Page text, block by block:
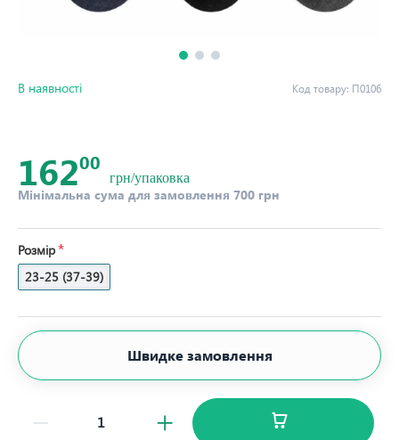
16200
грн/упаковка
Мінімальна сума для замовлення 700 грн
В наявності Код товару: П0106
Розмір
23-25 (37-39)
Швидке замовлення